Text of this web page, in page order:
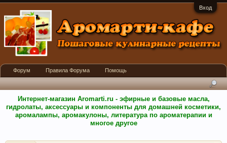
Вход
Интернет-магазин Aromarti.ru - эфирные и базовые масла,
гидролаты, аксессуары и компоненты для домашней косметики,
аромалампы, аромакулоны, литература по ароматерапии и
многое другое
Форум Правила Форума Помощь